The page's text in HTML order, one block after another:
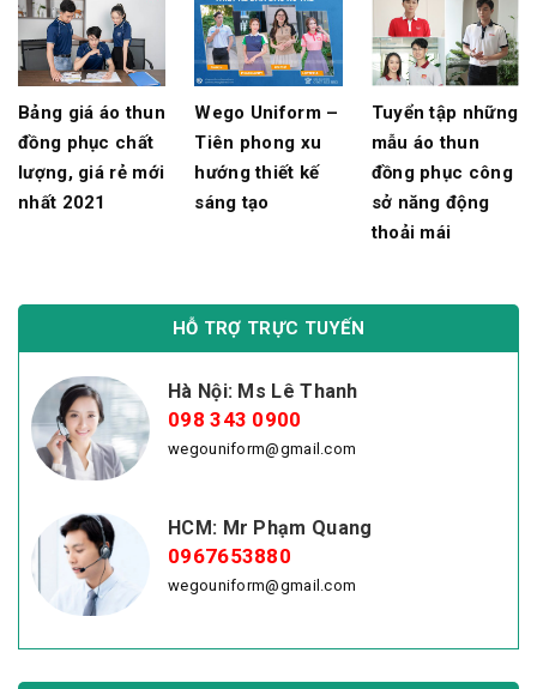
Bảng giá áo thun
đồng phục chất
lượng, giá rẻ mới
nhất 2021
Wego Uniform –
Tiên phong xu
hướng thiết kế
sáng tạo
Tuyển tập những
mẫu áo thun
đồng phục công
sở năng động
thoải mái
HỖ TRỢ TRỰC TUYẾN
Hà Nội: Ms Lê Thanh
098 343 0900
wegouniform@gmail.com
HCM: Mr Phạm Quang
0967653880
wegouniform@gmail.com